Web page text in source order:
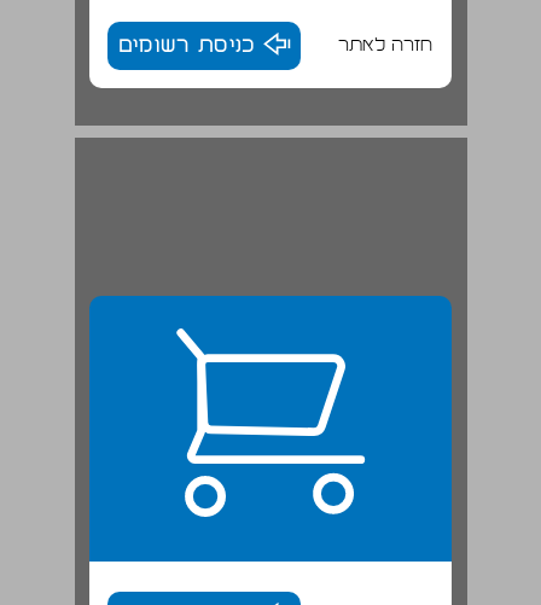
חזרה לאתר כניסת רשומים